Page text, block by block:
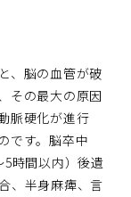
、脳の血管が破
その最大の原因
脈硬化が進行
です。脳卒中
5時間以内）後遺
、半身麻痺、言